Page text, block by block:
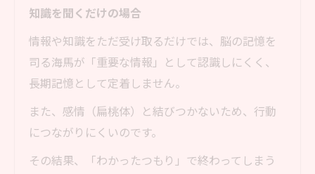
知識を聞くだけの場合
情報や知識をただ受け取るだけでは、脳の記憶を
司る海馬が「重要な情報」として認識しにくく、
長期記憶として定着しません。
また、感情（扁桃体）と結びつかないため、行動
につながりにくいのです。
その結果、「わかったつもり」で終わってしまう